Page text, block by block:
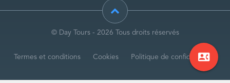
© Day Tours - 2026 Tous droits réservés
Termes et conditions Cookies Politique de confidentialité
contact_phone